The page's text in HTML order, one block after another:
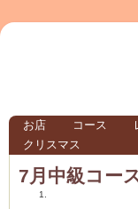
お店 コース
クリスマス
7月中級コー